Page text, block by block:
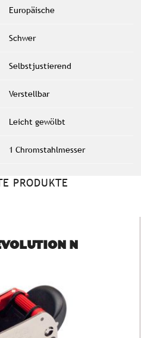
Europäische
Schwer
Selbstjustierend
Verstellbar
Leicht gewölbt
1 Chromstahlmesser
PRODUKTE
N